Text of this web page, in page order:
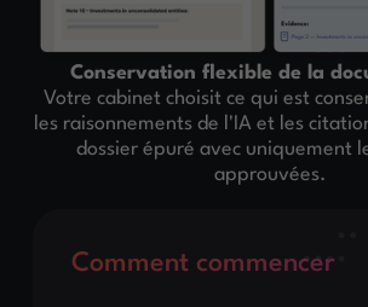
Conservation flexible de la
Votre cabinet choisit ce qui est
les raisonnements de l'IA et les
dossier épuré avec uniquement
approuvées.
Comment commencer